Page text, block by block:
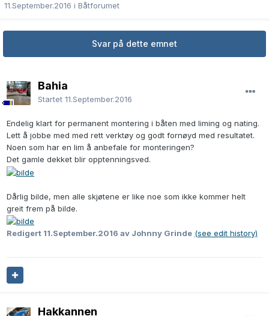
11.September.2016 i Båtforumet
Svar på dette emnet
Bahia
Startet 11.September.2016
Endelig klart for permanent montering i båten med liming og nating.
Lett å jobbe med med rett verktøy og godt fornøyd med resultatet.
Noen som har en lim å anbefale for monteringen?
Det gamle dekket blir opptenningsved.
Dårlig bilde, men alle skjøtene er like noe som ikke kommer helt
greit frem på bilde.
Redigert 11.September.2016 av Johnny Grinde (see edit history)
Hakkannen